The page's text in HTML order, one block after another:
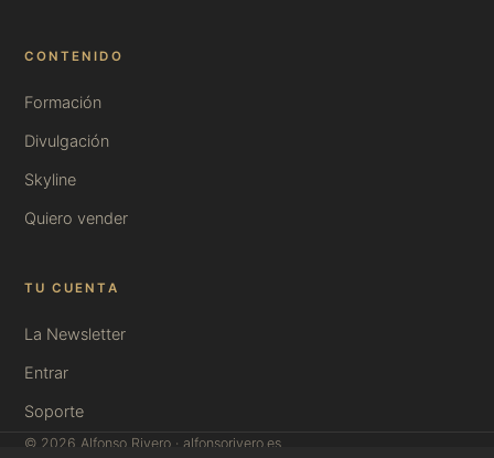
CONTENIDO
Formación
Divulgación
Skyline
Quiero vender
TU CUENTA
La Newsletter
Entrar
Soporte
© 2026 Alfonso Rivero · alfonsorivero.es